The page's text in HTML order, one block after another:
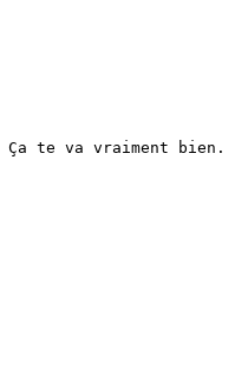
te va vraiment bien.